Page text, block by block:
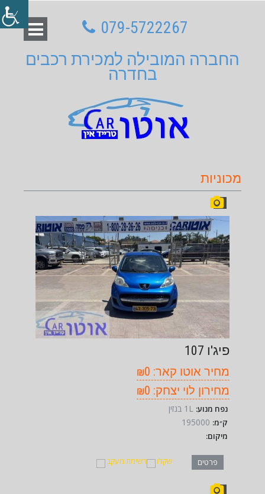
079-5722267
החברה המובילה למכירת רכבים
בחדרה
מכוניות
פיג'ו 107
מחיר אוטו קאר: ₪0
מחירון לוי יצחק: ₪0
נפח מנוע:
ק״מ:
מיקום:
פרטים שקלו רשימת מעקב